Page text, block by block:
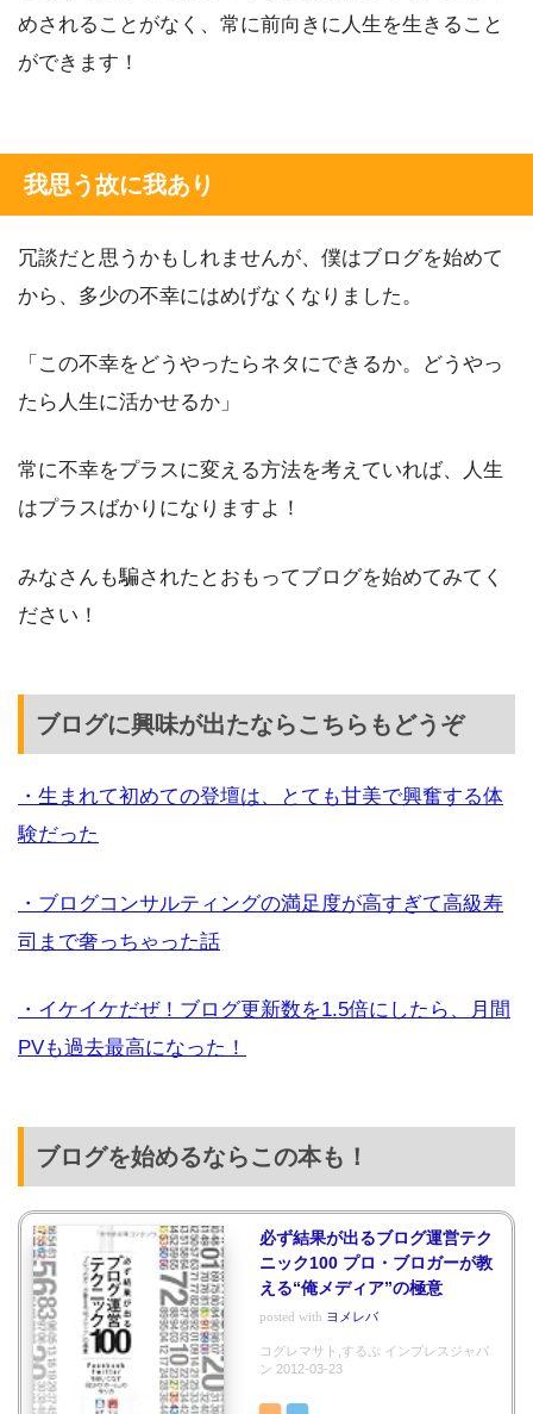
めされることがなく、常に前向きに人生を生きること
ができます！
我思う故に我あり
冗談だと思うかもしれませんが、僕はブログを始めて
から、多少の不幸にはめげなくなりました。
「この不幸をどうやったらネタにできるか。どうやっ
たら人生に活かせるか」
常に不幸をプラスに変える方法を考えていれば、人生
はプラスばかりになりますよ！
みなさんも騙されたとおもってブログを始めてみてく
ださい！
ブログに興味が出たならこちらもどうぞ
・生まれて初めての登壇は、とても甘美で興奮する体
験だった
・ブログコンサルティングの満足度が高すぎて高級寿
司まで奢っちゃった話
・イケイケだぜ！ブログ更新数を1.5倍にしたら、月間
PVも過去最高になった！
ブログを始めるならこの本も！
必ず結果が出るブログ運営テク
ニック100 プロ・ブロガーが教
える“俺メディア”の極意
posted with ヨメレバ
コグレマサト,するぷ インプレスジャパ
ン 2012-03-23